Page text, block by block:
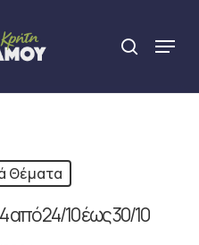
search
Menu
Θέματα
από 24/10 έως 30/10
Close